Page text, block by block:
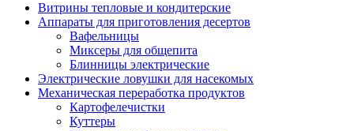
Витрины тепловые и кондитерские
Аппараты для приготовления десертов
Вафельницы
Миксеры для общепита
Блинницы электрические
Электрические ловушки для насекомых
Механическая переработка продуктов
Картофелечистки
Куттеры